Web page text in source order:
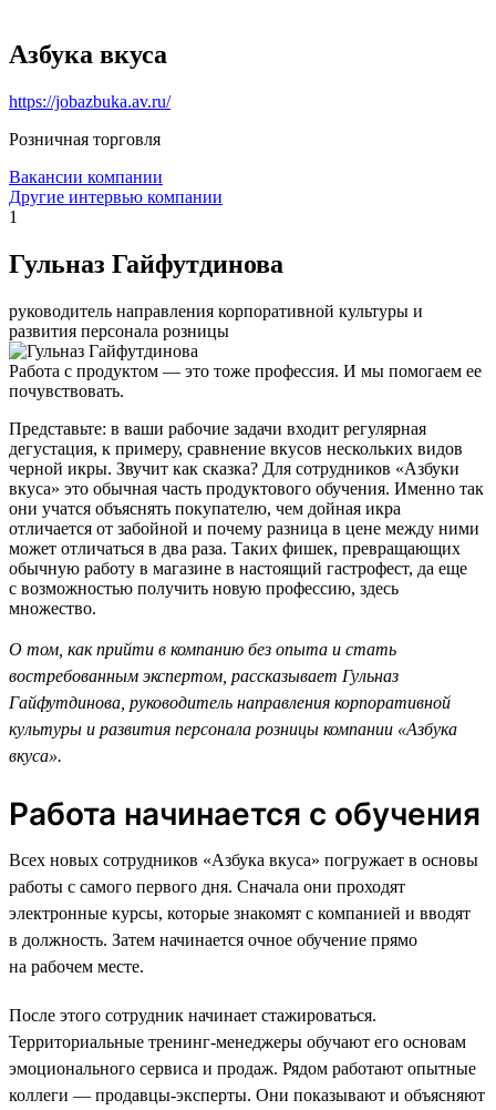
Азбука вкуса
https://jobazbuka.av.ru/
Розничная торговля
Вакансии компании
Другие интервью компании
1
Гульназ Гайфутдинова
руководитель направления корпоративной культуры и
развития персонала розницы
Работа с продуктом — это тоже профессия. И мы помогаем ее
почувствовать.
Представьте: в ваши рабочие задачи входит регулярная
дегустация, к примеру, сравнение вкусов нескольких видов
черной икры. Звучит как сказка? Для сотрудников «Азбуки
вкуса» это обычная часть продуктового обучения. Именно так
они учатся объяснять покупателю, чем дойная икра
отличается от забойной и почему разница в цене между ними
может отличаться в два раза. Таких фишек, превращающих
обычную работу в магазине в настоящий гастрофест, да еще
с возможностью получить новую профессию, здесь
множество.
О том, как прийти в компанию без опыта и стать
востребованным экспертом, рассказывает Гульназ
Гайфутдинова, руководитель направления корпоративной
культуры и развития персонала розницы компании «Азбука
вкуса».
Работа начинается с обучения
Всех новых сотрудников «Азбука вкуса» погружает в основы
работы с самого первого дня. Сначала они проходят
электронные курсы, которые знакомят с компанией и вводят
в должность. Затем начинается очное обучение прямо
на рабочем месте.
После этого сотрудник начинает стажироваться.
Территориальные тренинг-менеджеры обучают его основам
эмоционального сервиса и продаж. Рядом работают опытные
коллеги — продавцы-эксперты. Они показывают и объясняют